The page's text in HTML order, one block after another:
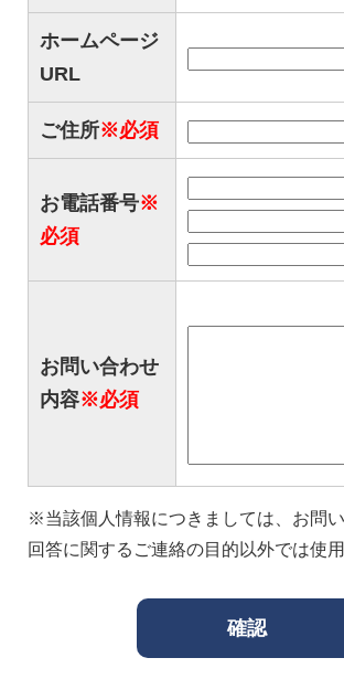
ホームページ
URL
ご住所※必須
お電話番号※
必須
お問い合わせ
内容※必須
※当該個人情報につきましては、お問
回答に関するご連絡の目的以外では使用